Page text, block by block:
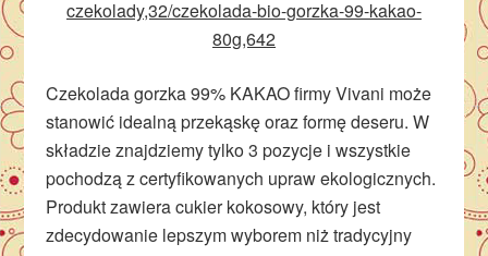
czekolady,32/czekolada-bio-gorzka-99-kakao-
80g,642
Czekolada gorzka 99% KAKAO firmy Vivani może
stanowić idealną przekąskę oraz formę deseru. W
składzie znajdziemy tylko 3 pozycje i wszystkie
pochodzą z certyfikowanych upraw ekologicznych.
Produkt zawiera cukier kokosowy, który jest
zdecydowanie lepszym wyborem niż tradycyjny